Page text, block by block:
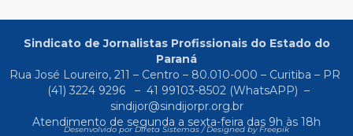
Sindicato de Jornalistas Profissionais do Estado do
Paraná
Rua José Loureiro, 211 – Centro – 80.010-000 – Curitiba – PR
(41) 3224 9296
– 41 99103-8502(WhatsAPP) –
sindijor@sindijorpr.org.br
Atendimento de segunda a sexta-feira das 9h às 18h
Desenvolvido por Direta Sistemas /Designed by Freepik